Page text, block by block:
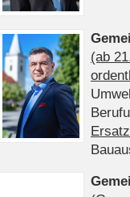
(ab